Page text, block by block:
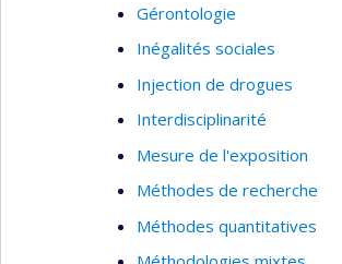
Gérontologie
Inégalités sociales
Injection de drogues
Interdisciplinarité
Mesure de l'exposition
Méthodes de recherche
Méthodes quantitatives